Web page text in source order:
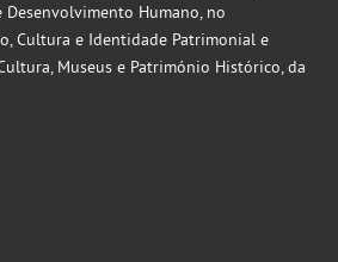
Humano, no
Cultura e Identidade Patrimonial e
Museus e Património Histórico, da